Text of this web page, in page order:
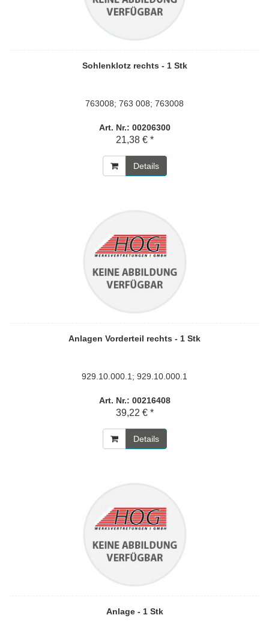
Sohlenklotz rechts - 1 Stk
763008; 763 008; 763008
Art. Nr.: 00206300
21,38 € *
Details
Anlagen Vorderteil rechts - 1 Stk
929.10.000.1; 929.10.000.1
Art. Nr.: 00216408
39,22 € *
Details
Anlage - 1 Stk